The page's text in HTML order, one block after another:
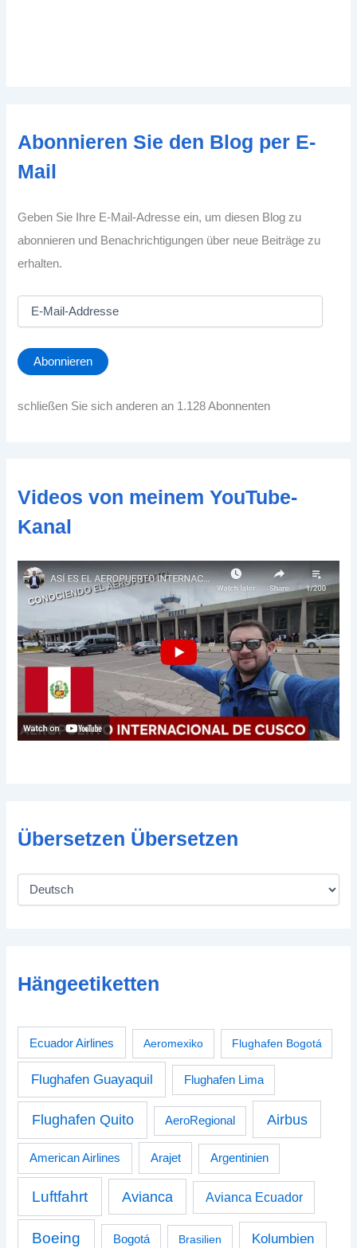
Abonnieren Sie den Blog per E-
Mail
Geben Sie Ihre E-Mail-Adresse ein, um diesen Blog zu
abonnieren und Benachrichtigungen über neue Beiträge zu
erhalten.
a
i
A
s
e
Abonnieren
schließen Sie sich anderen an 1.128 Abonnenten
Videos von meinem YouTube-
Kanal
Übersetzen Übersetzen
Hängeetiketten
Ecuador Airlines Aeromexiko Flughafen Bogotá
Flughafen Guayaquil Flughafen Lima
Flughafen Quito AeroRegional Airbus
American Airlines Arajet Argentinien
Luftfahrt Avianca Avianca Ecuador
Boeing Bogotá Brasilien Kolumbien